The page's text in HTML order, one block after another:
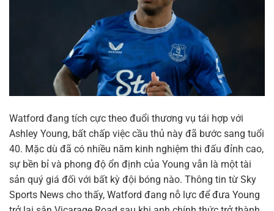
Watford đang tích cực theo đuổi thương vụ tái hợp với
Ashley Young, bất chấp việc cầu thủ này đã bước sang tuổi
40. Mặc dù đã có nhiều năm kinh nghiệm thi đấu đỉnh cao,
sự bền bỉ và phong độ ổn định của Young vẫn là một tài
sản quý giá đối với bất kỳ đội bóng nào. Thông tin từ Sky
Sports News cho thấy, Watford đang nỗ lực để đưa Young